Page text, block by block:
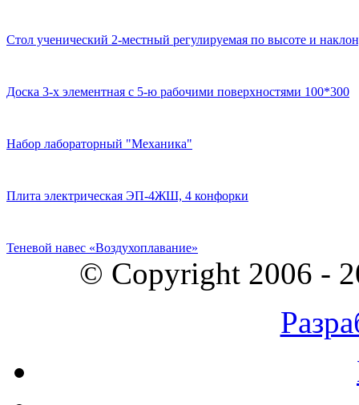
Стол ученический 2-местный регулируемая по высоте и
Доска 3-х элементная с 5-ю рабочими поверхностями 100*300
Набор лабораторный "Механика"
Плита электрическая ЭП-4ЖШ, 4 конфорки
Теневой навес «Воздухоплавание»
© Copyright 2006 -